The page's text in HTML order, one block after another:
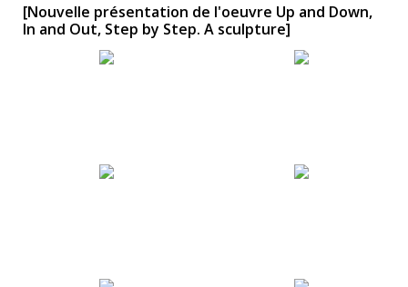
[Nouvelle présentation de l'oeuvre Up and Down,
In and Out, Step by Step. A sculpture]